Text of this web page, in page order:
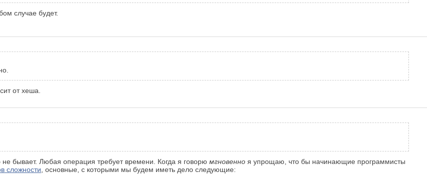
случае будет.
от хеша.
бывает. Любая операция требует времени. Когда я говорю мгновенно я упрощаю, что бы начинающие программисты
сложности, основные, с которыми мы будем иметь дело следующие: